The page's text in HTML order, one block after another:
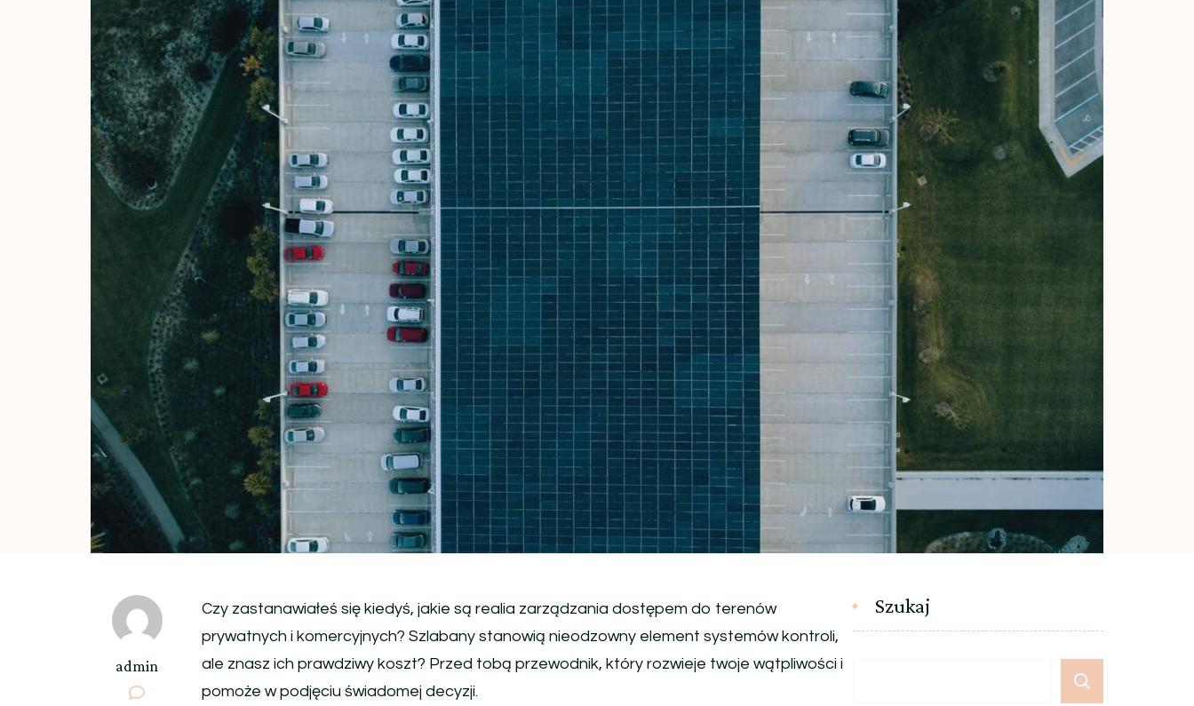
admin
Czy zastanawiałeś się kiedyś, jakie są realia zarządzania dostępem do terenów
prywatnych i komercyjnych? Szlabany stanowią nieodzowny element systemów kontroli,
ale znasz ich prawdziwy koszt? Przed tobą przewodnik, który rozwieje twoje wątpliwości i
pomoże w podjęciu świadomej decyzji.
Szukaj